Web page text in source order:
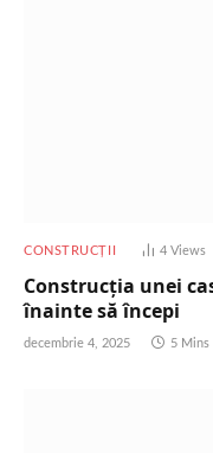
CONSTRUCȚII 4Views
Construcția unei
înainte să începi
decembrie 4, 2025 5 Mins